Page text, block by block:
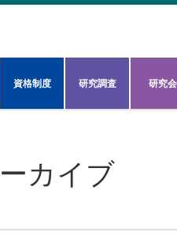
資格制度 研究調査 研究会
カイブ